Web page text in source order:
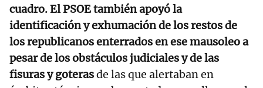
cuadro. El PSOE también apoyó la
identificación y exhumación de los restos de
los republicanos enterrados en ese mausoleo a
pesar de los obstáculos judiciales y de las
fisuras y goterasde las que alertaban en